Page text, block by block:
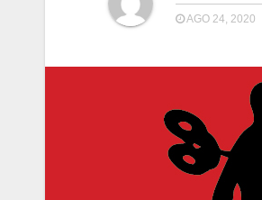
AGO 24, 2020